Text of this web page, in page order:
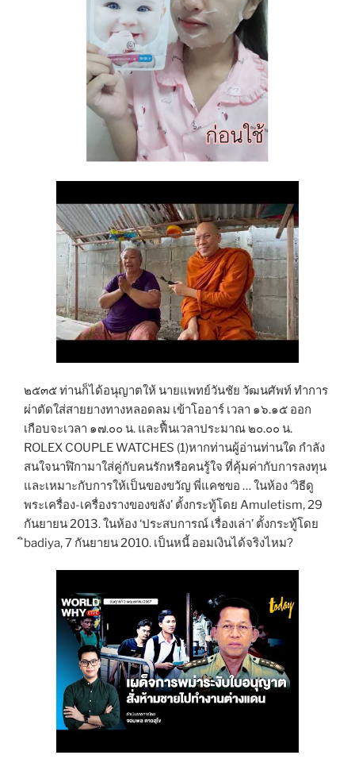
๒๕๓๕ ท่านก็ได้อนุญาตให้ นายแพทย์วันชัย วัฒนศัพท์ ทำการ
ผ่าตัดใส่สายยางทางหลอดลม เข้าโออาร์ เวลา ๑๖.๑๕ ออก
เกือบจะเวลา ๑๗.๐๐ น. และฟื้นเวลาประมาณ ๒๐.๐๐ น.
ROLEX COUPLE WATCHES (1)หากท่านผู้อ่านท่านใด กำลัง
สนใจนาฬิกามาใส่คู่กับคนรักหรือคนรู้ใจ ที่คุ้มค่ากับการลงทุน
และเหมาะกับการให้เป็นของขวัญ พี่แคชขอ … ในห้อง ‘วิธีดู
พระเครื่อง-เครื่องรางของขลัง’ ตั้งกระทู้โดย Amuletism, 29
กันยายน 2013. ในห้อง ‘ประสบการณ์ เรื่องเล่า’ ตั้งกระทู้โดย
ิbadiya, 7 กันยายน 2010. เป็นหนี้ ออมเงินได้จริงไหม?